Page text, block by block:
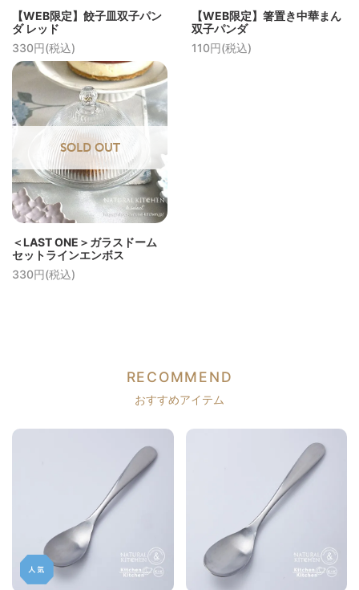
【WEB限定】餃子皿双子パン
ダ レッド
330円(税込)
【WEB限定】箸置き中華まん
双子パンダ
110円(税込)
SOLD OUT
＜LAST ONE＞ガラスドーム
セットラインエンボス
330円(税込)
RECOMMEND
おすすめアイテム